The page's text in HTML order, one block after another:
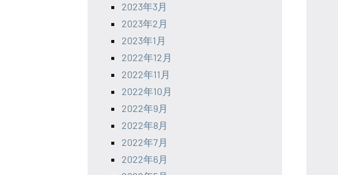
2023年3月
2023年2月
2023年1月
2022年12月
2022年11月
2022年10月
2022年9月
2022年8月
2022年7月
2022年6月